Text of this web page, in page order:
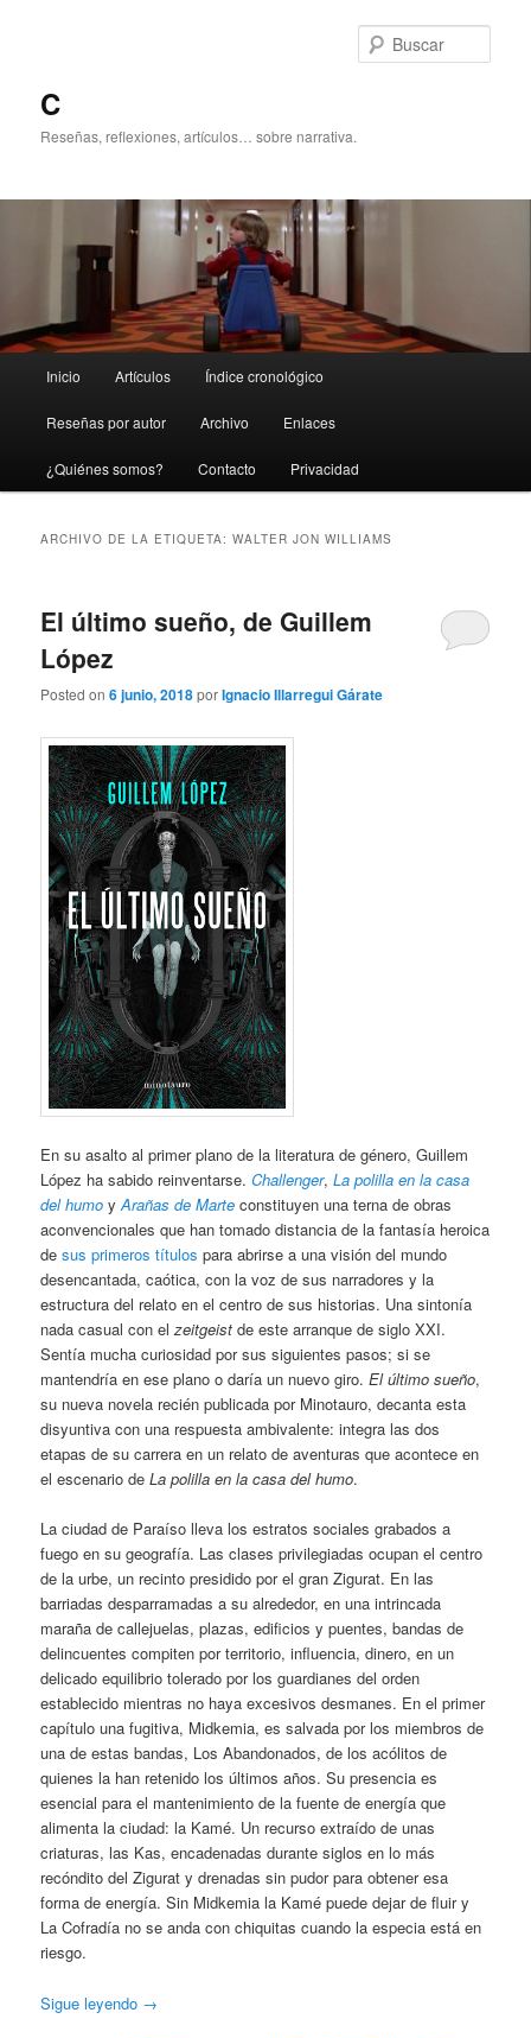
C
Reseñas, reflexiones, artículos… sobre narrativa.
principal
Inicio Artículos Índice cronológico
Reseñas por autor Archivo Enlaces
¿Quiénes somos? Contacto Privacidad
ARCHIVO DE LA ETIQUETA:WALTER JON WILLIAMS
El último sueño, de Guillem
López
Posted on6 junio, 2018porIgnacio Illarregui Gárate
En su asalto al primer plano de la literatura de género, Guillem
López ha sabido reinventarse.Challenger,La polilla en la casa
del humo yArañas de Marte constituyen una terna de obras
aconvencionales que han tomado distancia de la fantasía heroica
desus primeros títulos para abrirse a una visión del mundo
desencantada, caótica, con la voz de sus narradores y la
estructura del relato en el centro de sus historias. Una sintonía
nada casual con elzeitgeist de este arranque de siglo XXI.
Sentía mucha curiosidad por sus siguientes pasos; si se
mantendría en ese plano o daría un nuevo giro.El último sueño,
su nueva novela recién publicada por Minotauro, decanta esta
disyuntiva con una respuesta ambivalente: integra las dos
etapas de su carrera en un relato de aventuras que acontece en
el escenario deLa polilla en la casa del humo.
La ciudad de Paraíso lleva los estratos sociales grabados a
fuego en su geografía. Las clases privilegiadas ocupan el centro
de la urbe, un recinto presidido por el gran Zigurat. En las
barriadas desparramadas a su alrededor, en una intrincada
maraña de callejuelas, plazas, edificios y puentes, bandas de
delincuentes compiten por territorio, influencia, dinero, en un
delicado equilibrio tolerado por los guardianes del orden
establecido mientras no haya excesivos desmanes. En el primer
capítulo una fugitiva, Midkemia, es salvada por los miembros de
una de estas bandas, Los Abandonados, de los acólitos de
quienes la han retenido los últimos años. Su presencia es
esencial para el mantenimiento de la fuente de energía que
alimenta la ciudad: la Kamé. Un recurso extraído de unas
criaturas, las Kas, encadenadas durante siglos en lo más
recóndito del Zigurat y drenadas sin pudor para obtener esa
forma de energía. Sin Midkemia la Kamé puede dejar de fluir y
La Cofradía no se anda con chiquitas cuando la especia está en
riesgo.
Sigue leyendo →